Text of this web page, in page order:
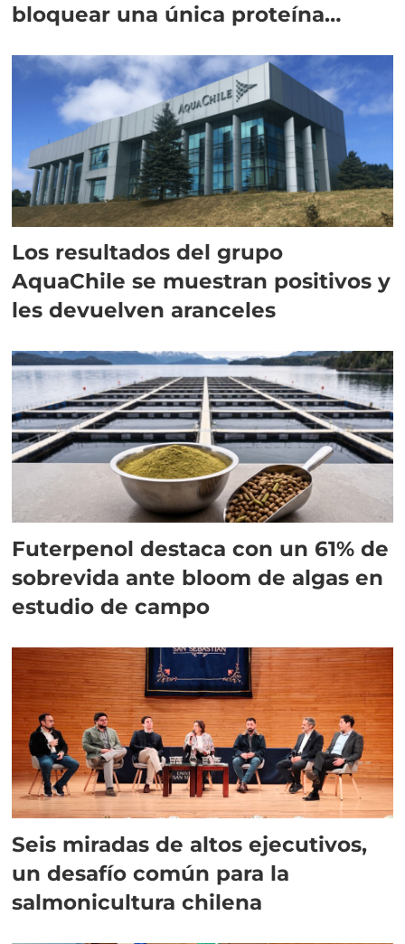
bloquear una única proteína
Los resultados del grupo
AquaChile se muestran positivos y
les devuelven aranceles
Futerpenol destaca con un 61% de
sobrevida ante bloom de algas en
estudio de campo
Seis miradas de altos ejecutivos,
un desafío común para la
salmonicultura chilena